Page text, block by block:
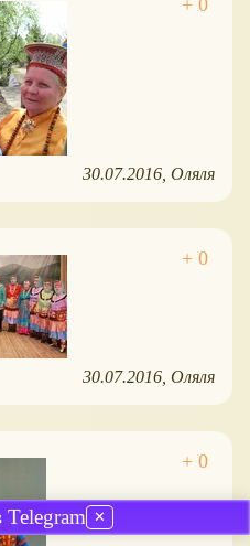
30.07.2016 Оляля
30.07.2016 Оляля
✕